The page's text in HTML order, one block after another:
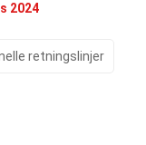
2024
retningslinjer